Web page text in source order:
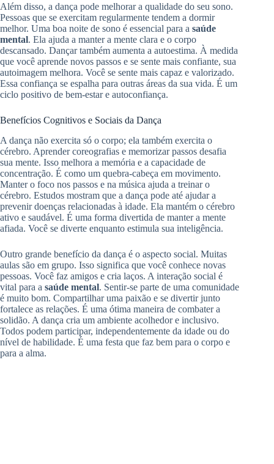
Além disso, a dança pode melhorar a qualidade do seu sono.
Pessoas que se exercitam regularmente tendem a dormir
melhor. Uma boa noite de sono é essencial para a saúde
mental. Ela ajuda a manter a mente clara e o corpo
descansado. Dançar também aumenta a autoestima. À medida
que você aprende novos passos e se sente mais confiante, sua
autoimagem melhora. Você se sente mais capaz e valorizado.
Essa confiança se espalha para outras áreas da sua vida. É um
ciclo positivo de bem-estar e autoconfiança.
Benefícios Cognitivos e Sociais da Dança
A dança não exercita só o corpo; ela também exercita o
cérebro. Aprender coreografias e memorizar passos desafia
sua mente. Isso melhora a memória e a capacidade de
concentração. É como um quebra-cabeça em movimento.
Manter o foco nos passos e na música ajuda a treinar o
cérebro. Estudos mostram que a dança pode até ajudar a
prevenir doenças relacionadas à idade. Ela mantém o cérebro
ativo e saudável. É uma forma divertida de manter a mente
afiada. Você se diverte enquanto estimula sua inteligência.
Outro grande benefício da dança é o aspecto social. Muitas
aulas são em grupo. Isso significa que você conhece novas
pessoas. Você faz amigos e cria laços. A interação social é
vital para a saúde mental. Sentir-se parte de uma comunidade
é muito bom. Compartilhar uma paixão e se divertir junto
fortalece as relações. É uma ótima maneira de combater a
solidão. A dança cria um ambiente acolhedor e inclusivo.
Todos podem participar, independentemente da idade ou do
nível de habilidade. É uma festa que faz bem para o corpo e
para a alma.